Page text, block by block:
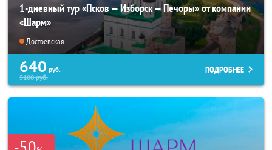
1-дневный тур «Псков — Изборск — Печоры» от компании
«Шарм»
Достоевская
640 руб.
5100руб.
ПОДРОБНЕЕ